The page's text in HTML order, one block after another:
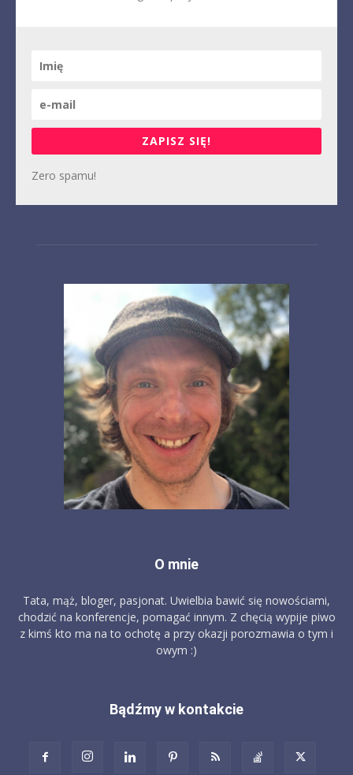
ZAPISZ SIĘ!
Zero spamu!
O mnie
Tata, mąż, bloger, pasjonat. Uwielbia bawić się nowościami,
chodzić na konferencje, pomagać innym. Z chęcią wypije piwo
z kimś kto ma na to ochotę a przy okazji porozmawia o tym i
owym :)
Bądźmy w kontakcie